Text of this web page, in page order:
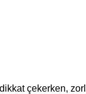
çekerken,